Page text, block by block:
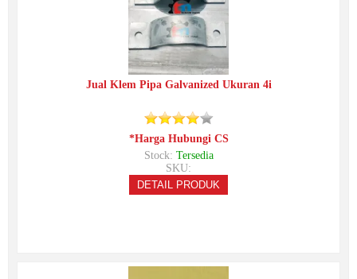
Jual Klem Pipa Galvanized Ukuran 4i
*Harga Hubungi CS
Stock: Tersedia
SKU:
DETAIL PRODUK